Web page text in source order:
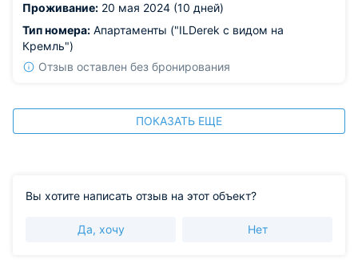
созданы, тут лучше чем дома) С удовольствием буду
делиться своим опытом проживания у вас!
Проживание: 20 мая 2024 (10 дней)
Тип номера: Апартаменты ("ILDerek с видом на
Кремль")
Отзыв оставлен без бронирования
ПОКАЗАТЬ ЕЩЕ
Вы хотите написать отзыв на этот объект?
Да, хочу Нет